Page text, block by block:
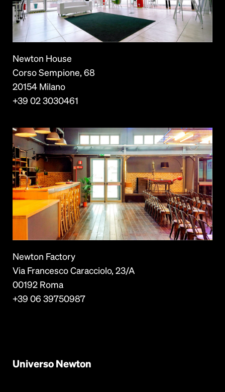
Newton House
Corso Sempione, 68
20154 Milano
+39 02 3030461
Newton Factory
Via Francesco Caracciolo, 23/A
00192 Roma
+39 06 39750987
UniversoNewton